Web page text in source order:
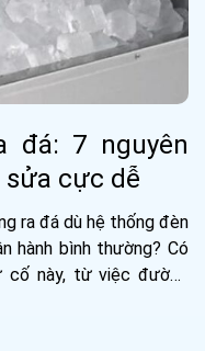
đá: 7 nguyên
sửa cực dễ
ra đá dù hệ thống đèn
hành bình thường? Có
cố này, từ việc đường